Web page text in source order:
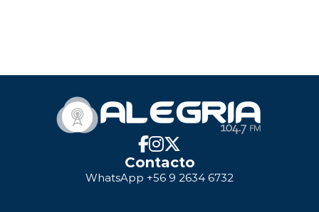
Contacto
WhatsApp +56 9 2634 6732